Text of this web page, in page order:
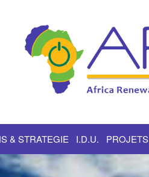
& STRATEGIE I.D.U. PROJETS